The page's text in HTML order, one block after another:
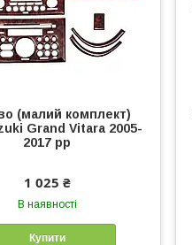
(малий комплект)
Grand Vitara 2005-
2017 рр
1 025 ₴
В наявності
Купити